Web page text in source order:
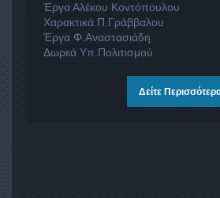
Έργα Αλέκου Κοντόπουλου
Χαρακτικά Π.Γράββαλου
Έργα Φ.Αναστασιάδη
Δωρεά Υπ.Πολιτισμού
Δείτε